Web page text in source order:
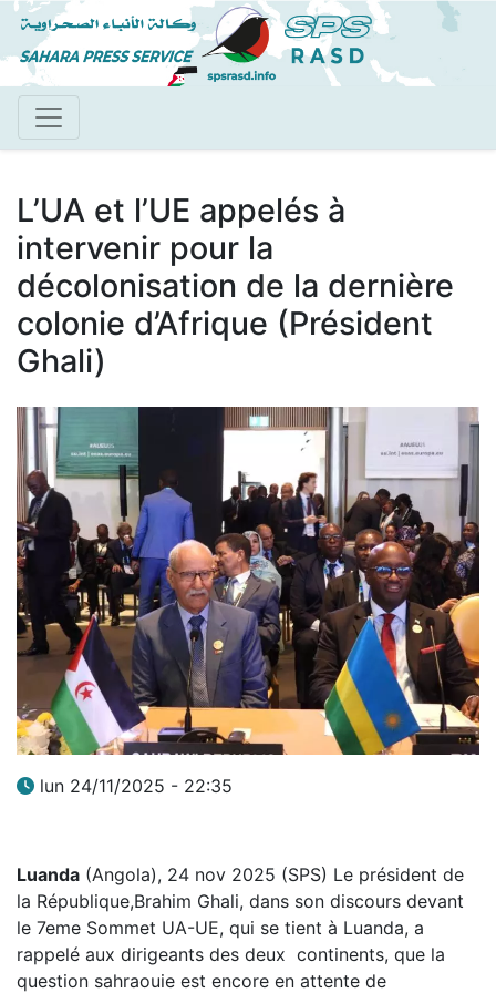
Aller
au
contenu
L’UA et l’UE appelés à
intervenir pour la
décolonisation de la dernière
colonie d’Afrique (Président
Ghali)
lun 24/11/2025 - 22:35
Luanda (Angola), 24 nov 2025 (SPS) Le président de
la République,Brahim Ghali, dans son discours devant
le 7eme Sommet UA-UE, qui se tient à Luanda, a
rappelé aux dirigeants des deux continents, que la
question sahraouie est encore en attente de